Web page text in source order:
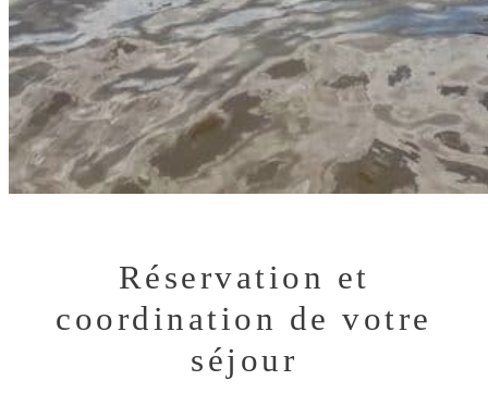
Réservation et
coordination de votre
séjour